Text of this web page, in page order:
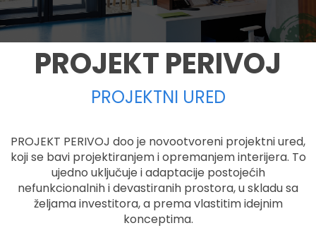
PROJEKT PERIVOJ
PROJEKTNI URED
PROJEKT PERIVOJ doo je novootvoreni projektni ured,
koji se bavi projektiranjem i opremanjem interijera. To
ujedno uključuje i adaptacije postojećih
nefunkcionalnih i devastiranih prostora, u skladu sa
željama investitora, a prema vlastitim idejnim
konceptima.